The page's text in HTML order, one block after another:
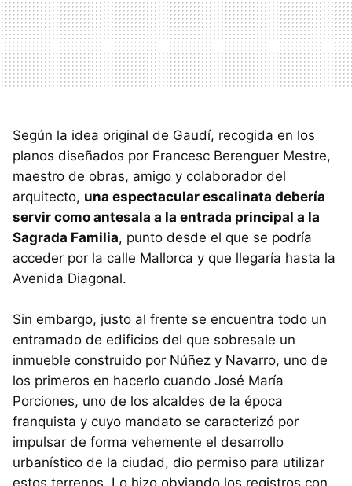
Según la idea original de Gaudí, recogida en los
planos diseñados por Francesc Berenguer Mestre,
maestro de obras, amigo y colaborador del
arquitecto, una espectacular escalinata debería
servir como antesala a la entrada principal a la
Sagrada Familia, punto desde el que se podría
acceder por la calle Mallorca y que llegaría hasta la
Avenida Diagonal.
Sin embargo, justo al frente se encuentra todo un
entramado de edificios del que sobresale un
inmueble construido por Núñez y Navarro, uno de
los primeros en hacerlo cuando José María
Porciones, uno de los alcaldes de la época
franquista y cuyo mandato se caracterizó por
impulsar de forma vehemente el desarrollo
urbanístico de la ciudad, dio permiso para utilizar
estos terrenos. Lo hizo obviando los registros con